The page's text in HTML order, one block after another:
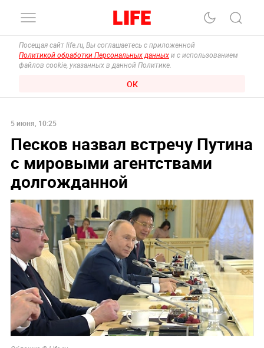
Посещая сайт life.ru, Вы соглашаетесь с приложенной
Политикой обработки Персональных данных и с использованием
файлов cookie, указанных в данной Политике.
ОК
5 июня, 10:25
Песков назвал встречу Путина
с мировыми агентствами
долгожданной